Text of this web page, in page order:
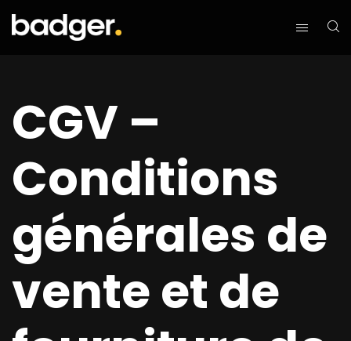
CGV –
Conditions
générales de
vente et de